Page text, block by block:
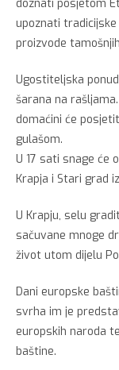
doznati posjetom
upoznati
proizvode
Ugostiteljska
šarana na
domaćini će
gulašom.
U 17 sati snage će
Krapja i Stari grad
U Krapju, selu
sačuvane mnoge
život utom dijelu
Dani europske
svrha im je
europskih naroda
baštine.